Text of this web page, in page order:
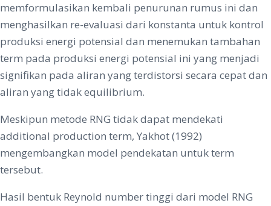
memformulasikan kembali penurunan rumus ini dan
menghasilkan re-evaluasi dari konstanta untuk kontrol
produksi energi potensial dan menemukan tambahan
term pada produksi energi potensial ini yang menjadi
signifikan pada aliran yang terdistorsi secara cepat dan
aliran yang tidak equilibrium.
Meskipun metode RNG tidak dapat mendekati
additional production term, Yakhot (1992)
mengembangkan model pendekatan untuk term
tersebut.
Hasil bentuk Reynold number tinggi dari model RNG